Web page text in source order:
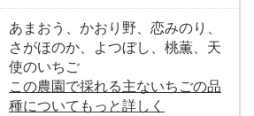
あまおう、かおり野、恋みのり、
さがほのか、よつぼし、桃薫、天
使のいちご
この農園で採れる主ないちごの品
種についてもっと詳しく